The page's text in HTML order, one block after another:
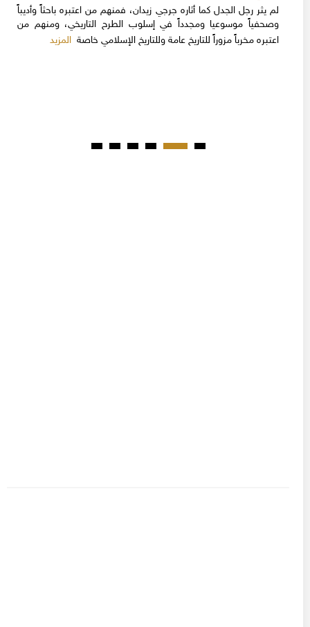
لم يثر رجل الجدل كما أثاره جرجي زيدان، فمنهم من اعتبره باحثاً وأديباً
وصحفياً موسوعيا ومجدداً في إسلوب الطرح التاريخي، ومنهم من
اعتبره مخرباً مزوراً للتاريخ عامة وللتاريخ الإسلامي خاصةالمزيد